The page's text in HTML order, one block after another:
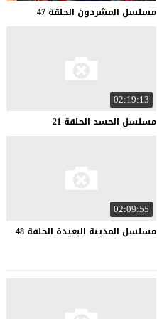
مسلسل المشردون الحلقة 47
02:19:13
مسلسل الحسد الحلقة 21
02:09:55
مسلسل المدينة البعيدة الحلقة 48